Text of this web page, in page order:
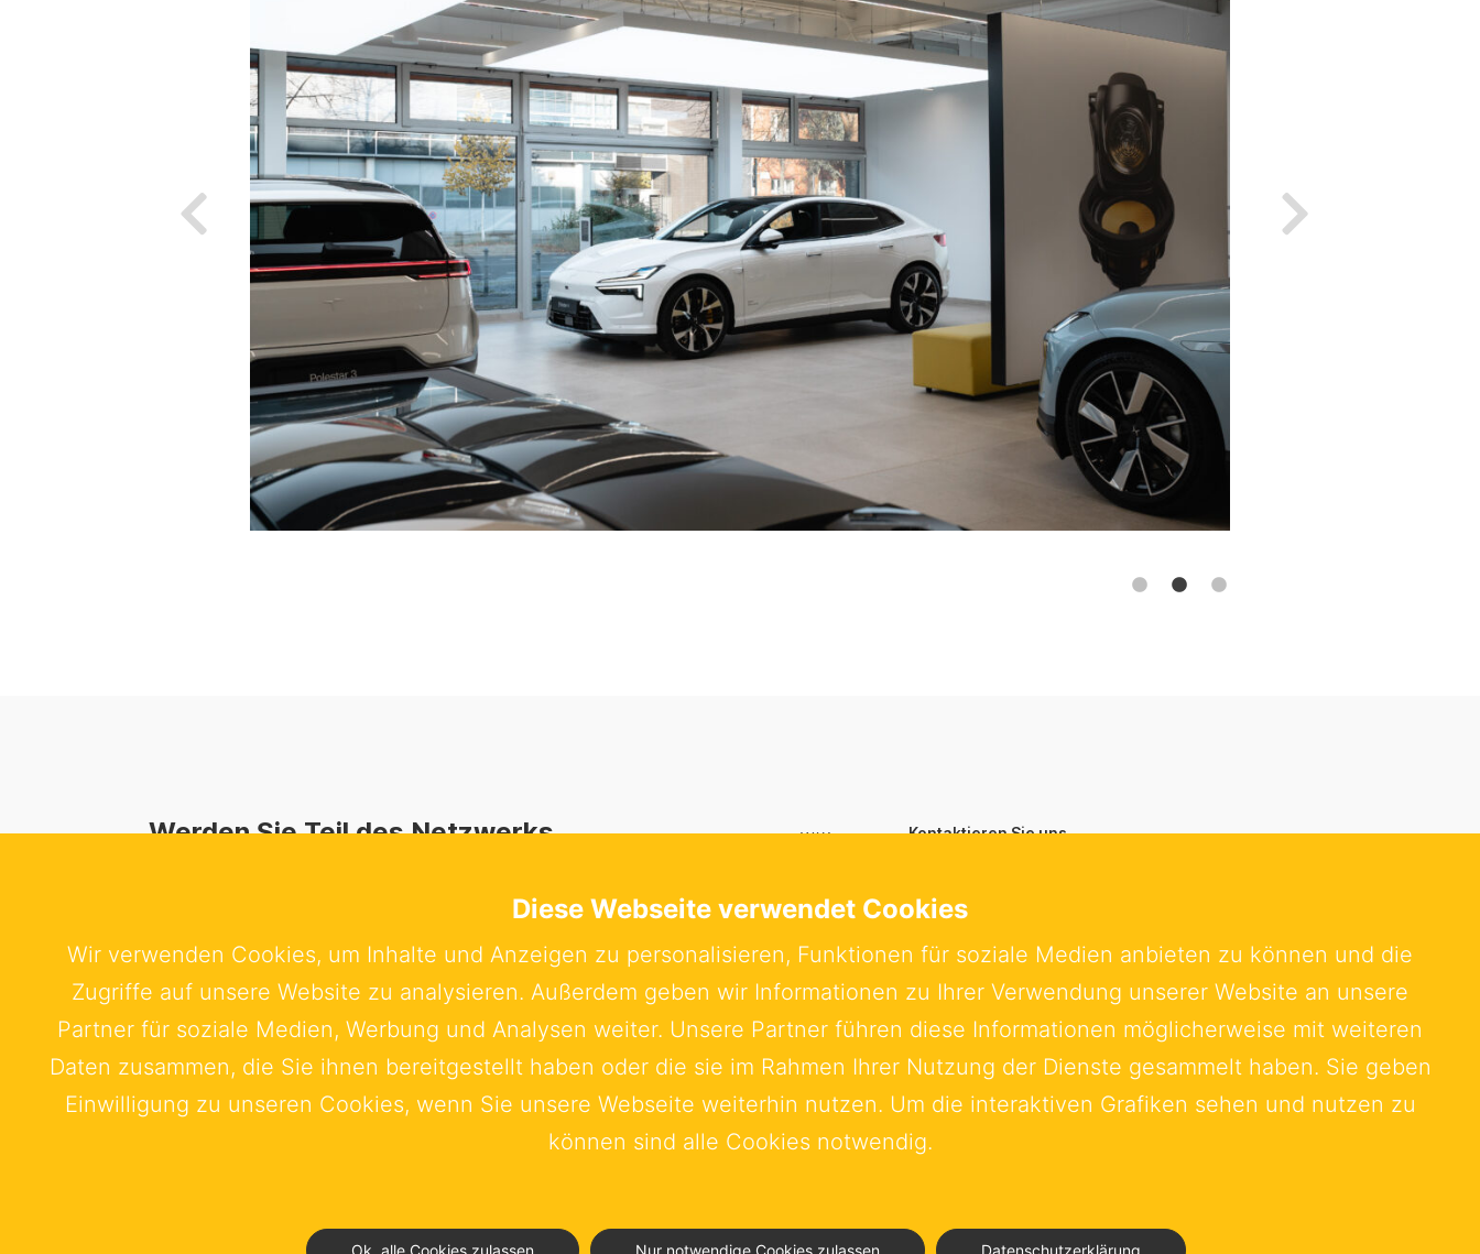
Werden Sie Teil des Netzwerks
Wirtschaft in Deutschland verbinden wir Menschen
Mehr erfahren
Kontaktieren Sie uns
20097 Hamburg
+49 40 655 874 0
info@schwedenkammer.de
Impressum Datenschutz & Nutzungsbedingungen Junior Chamber Club
Diese Webseite verwendet Cookies
Wir verwenden Cookies, um Inhalte und Anzeigen zu personalisieren, Funktionen für soziale Medien anbieten zu können und die
Zugriffe auf unsere Website zu analysieren. Außerdem geben wir Informationen zu Ihrer Verwendung unserer Website an unsere
Partner für soziale Medien, Werbung und Analysen weiter. Unsere Partner führen diese Informationen möglicherweise mit weiteren
Daten zusammen, die Sie ihnen bereitgestellt haben oder die sie im Rahmen Ihrer Nutzung der Dienste gesammelt haben. Sie geben
Einwilligung zu unseren Cookies, wenn Sie unsere Webseite weiterhin nutzen. Um die interaktiven Grafiken sehen und nutzen zu
können sind alle Cookies notwendig.
Ok, alle Cookies zulassen Nur notwendige Cookies zulassen Datenschutzerklärung